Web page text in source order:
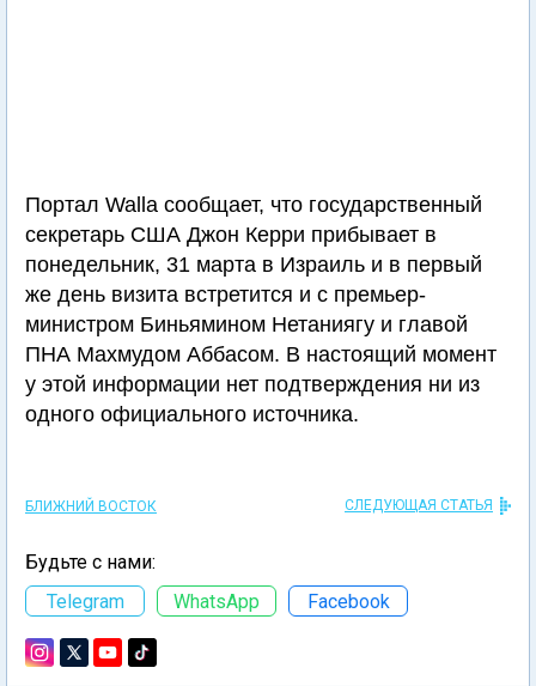
Портал Walla сообщает, что государственный
секретарь США Джон Керри прибывает в
понедельник, 31 марта в Израиль и в первый
же день визита встретится и с премьер-
министром Биньямином Нетаниягу и главой
ПНА Махмудом Аббасом. В настоящий момент
у этой информации нет подтверждения ни из
одного официального источника.
БЛИЖНИЙ ВОСТОК СЛЕДУЮЩАЯ СТАТЬЯ
Будьте с нами:
Telegram
WhatsApp Facebook